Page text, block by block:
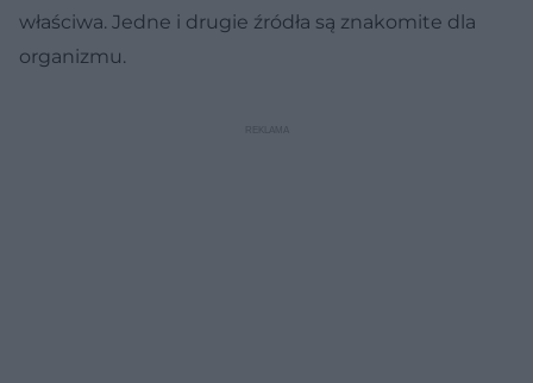
właściwa. Jedne i drugie źródła są znakomite dla
organizmu.